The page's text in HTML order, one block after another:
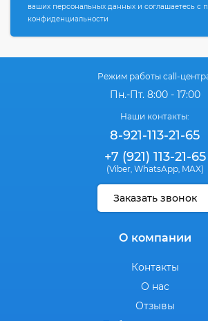
ваших персональных данных и соглашаетесь с
конфиденциальности
Режим работы call-
Пн.-Пт. 8:00 - 17:00
Наши контакты:
8-921-113-21-65
+7 (921) 113-21-65
(Viber, WhatsApp, MAX)
Заказать звонок
О компании
Контакты
О нас
Отзывы